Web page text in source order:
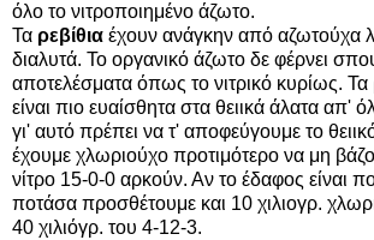
όλο το νιτροποιημένο άζωτο.
Τα ρεβίθια έχουν ανάγκην από αζωτούχα
διαλυτά. Το οργανικό άζωτο δε φέρνει
αποτελέσματα όπως το νιτρικό κυρίως. Τα
είναι πιο ευαίσθητα στα θειικά άλατα απ'
γι' αυτό πρέπει να τ' αποφεύγουμε το
έχουμε χλωριούχο προτιμότερο να μη
νίτρο 15-0-0 αρκούν. Αν το έδαφος είναι
ποτάσα προσθέτουμε και 10 χιλιογρ.
40 χιλιόγρ. του 4-12-3.